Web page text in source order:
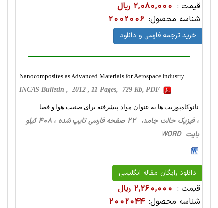
قیمت : 2,080,000 ریال
شناسه محصول: 2002006
خرید ترجمه فارسی و دانلود
Nanocomposites as Advanced Materials for Aerospace Industry
INCAS Bulletin , 2012 , 11 Pages, 729 Kb, PDF
نانوکامپوزیت ها به عنوان مواد پیشرفته برای صنعت هوا و فضا
، فیزیک حالت‌ جامد، 22 صفحه فارسی تایپ شده ، 408 کیلو
بایت WORD
دانلود رایگان مقاله انگلیسی
قیمت : 2,260,000 ریال
شناسه محصول: 2002044